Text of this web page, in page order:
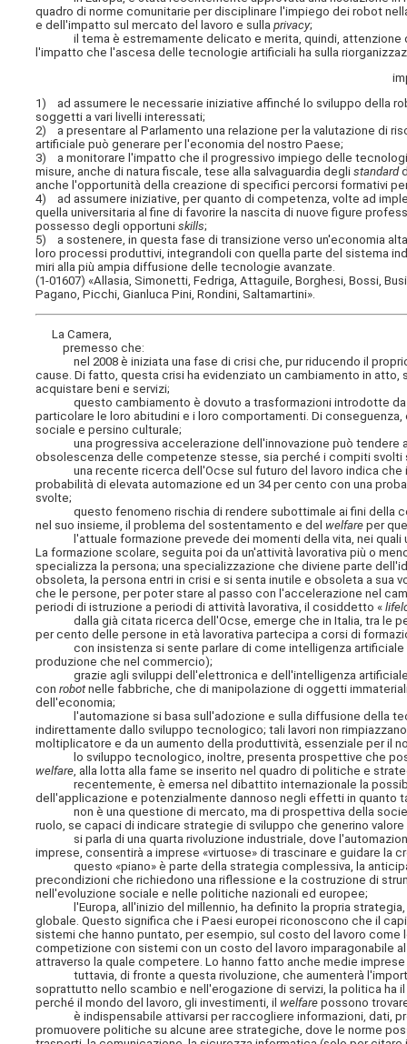
quadro di norme comunitarie per disciplinare l'impiego dei robot
e dell'impatto sul mercato del lavoro e sullaprivacy;
il tema è estremamente delicato e merita, quindi, attenzione
l'impatto che l'ascesa delle tecnologie artificiali ha sulla
1) ad assumere le necessarie iniziative affinché lo sviluppo della
soggetti a vari livelli interessati;
2) a presentare al Parlamento una relazione per la valutazione di
artificiale può generare per l'economia del nostro Paese;
3) a monitorare l'impatto che il progressivo impiego delle
misure, anche di natura fiscale, tese alla salvaguardia deglistandard
anche l'opportunità della creazione di specifici percorsi formativi
4) ad assumere iniziative, per quanto di competenza, volte ad
quella universitaria al fine di favorire la nascita di nuove figure
possesso degli opportuniskills;
5) a sostenere, in questa fase di transizione verso un'economia
loro processi produttivi, integrandoli con quella parte del sistema
miri alla più ampia diffusione delle tecnologie avanzate.
(1-01607) «Allasia, Simonetti, Fedriga, Attaguile, Borghesi, Bossi,
Pagano, Picchi, Gianluca Pini, Rondini, Saltamartini».
La Camera,
premesso che:
nel 2008 è iniziata una fase di crisi che, pur riducendo il proprio
cause. Di fatto, questa crisi ha evidenziato un cambiamento in
acquistare beni e servizi;
questo cambiamento è dovuto a trasformazioni introdotte da
particolare le loro abitudini e i loro comportamenti. Di
sociale e persino culturale;
una progressiva accelerazione dell'innovazione può tendere a
obsolescenza delle competenze stesse, sia perché i compiti svolti
una recente ricerca dell'Ocse sul futuro del lavoro indica che in
probabilità di elevata automazione ed un 34 per cento con una
svolte;
questo fenomeno rischia di rendere subottimale ai fini della
nel suo insieme, il problema del sostentamento e delwelfare per
l'attuale formazione prevede dei momenti della vita, nei quali
La formazione scolare, seguita poi da un'attività lavorativa più o
specializza la persona; una specializzazione che diviene parte
obsoleta, la persona entri in crisi e si senta inutile e obsoleta a sua
che le persone, per poter stare al passo con l'accelerazione nel
periodi di istruzione a periodi di attività lavorativa, il cosiddetto «
dalla già citata ricerca dell'Ocse, emerge che in Italia, tra le
per cento delle persone in età lavorativa partecipa a corsi di
con insistenza si sente parlare di come intelligenza
produzione che nel commercio);
grazie agli sviluppi dell'elettronica e dell'intelligenza artificiale,
conrobotnelle fabbriche, che di manipolazione di oggetti
dell'economia;
l'automazione si basa sull'adozione e sulla diffusione della
indirettamente dallo sviluppo tecnologico; tali lavori non
moltiplicatore e da un aumento della produttività, essenziale per il
lo sviluppo tecnologico, inoltre, presenta prospettive che
welfare , alla lotta alla fame se inserito nel quadro di politiche e
recentemente, è emersa nel dibattito internazionale la
dell'applicazione e potenzialmente dannoso negli effetti in quanto
non è una questione di mercato, ma di prospettiva della
ruolo, se capaci di indicare strategie di sviluppo che generino
si parla di una quarta rivoluzione industriale, dove
imprese, consentirà a imprese «virtuose» di trascinare e guidare la
questo «piano» è parte della strategia complessiva, la
precondizioni che richiedono una riflessione e la costruzione di
nell'evoluzione sociale e nelle politiche nazionali ed europee;
l'Europa, all'inizio del millennio, ha definito la propria strategia,
globale. Questo significa che i Paesi europei riconoscono che il
sistemi che hanno puntato, per esempio, sul costo del lavoro come
competizione con sistemi con un costo del lavoro imparagonabile
attraverso la quale competere. Lo hanno fatto anche medie
tuttavia, di fronte a questa rivoluzione, che aumenterà
soprattutto nello scambio e nell'erogazione di servizi, la politica
perché il mondo del lavoro, gli investimenti, ilwelfare possono
è indispensabile attivarsi per raccogliere informazioni, dati,
promuovere politiche su alcune aree strategiche, dove le norme